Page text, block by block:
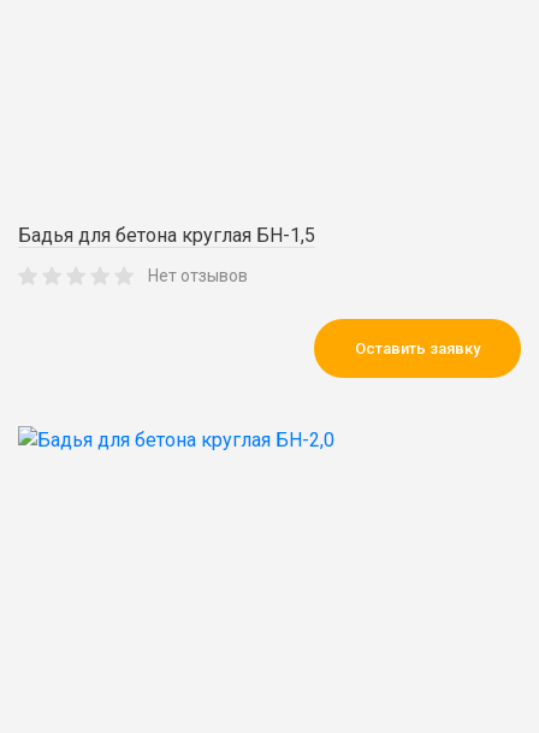
Бадья для бетона круглая БН-1,5
Нет отзывов
Оставить заявку